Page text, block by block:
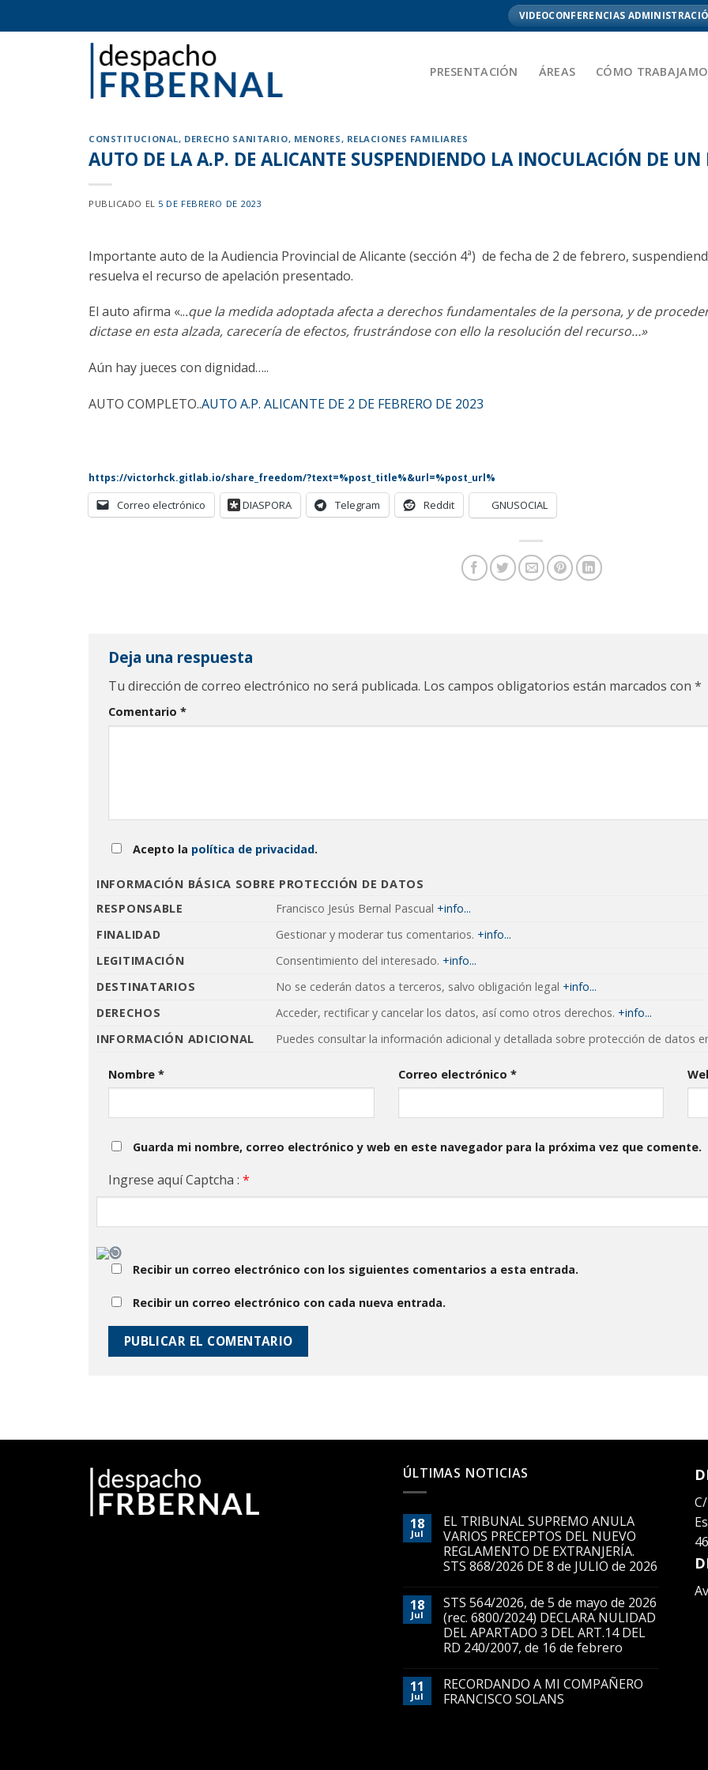
to
VIDEOCONFERENCIAS
PRESENTACIÓN ÁREAS CÓMO
CONSTITUCIONAL, DERECHO SANITARIO, MENORES, RELACIONES FAMILIARES
AUTO DE LA A.P. DE ALICANTE SUSPENDIENDO LA INOCULACIÓN DE UN
PUBLICADO EL 5 DE FEBRERO DE 2023
Importante auto de la Audiencia Provincial de Alicante (sección 4ª) de fecha de 2 de febrero,
resuelva el recurso de apelación presentado.
El auto afirma «...que la medida adoptada afecta a derechos fundamentales de la persona, y de
dictase en esta alzada, carecería de efectos, frustrándose con ello la resolución del recurso…»
Aún hay jueces con dignidad…..
AUTO COMPLETO..AUTO A.P. ALICANTE DE 2 DE FEBRERO DE 2023
https://victorhck.gitlab.io/share_freedom/?text=%post_title%&url=%post_url%
Correo electrónico DIASPORA Telegram Reddit GNUSOCIAL
Deja una respuesta
Tu dirección de correo electrónico no será publicada. Los campos obligatorios están marcados con *
Comentario *
Acepto la política de privacidad.
INFORMACIÓN BÁSICA SOBRE PROTECCIÓN DE DATOS
RESPONSABLE
Francisco Jesús Bernal Pascual +info...
FINALIDAD
Gestionar y moderar tus comentarios. +info...
LEGITIMACIÓN
Consentimiento del interesado. +info...
DESTINATARIOS
No se cederán datos a terceros, salvo obligación legal +info...
DERECHOS
Acceder, rectificar y cancelar los datos, así como otros derechos. +info...
INFORMACIÓN ADICIONAL
Puedes consultar la información adicional y detallada sobre protección de datos
Nombre * Correo electrónico *
Guarda mi nombre, correo electrónico y web en este navegador para la próxima vez que comente.
Ingrese aquí Captcha : *
Recibir un correo electrónico con los siguientes comentarios a esta entrada.
Recibir un correo electrónico con cada nueva entrada.
ÚLTIMAS NOTICIAS
18
Jul
EL TRIBUNAL SUPREMO ANULA
VARIOS PRECEPTOS DEL NUEVO
REGLAMENTO DE EXTRANJERÍA.
STS 868/2026 DE 8 de JULIO de 2026
18
Jul
STS 564/2026, de 5 de mayo de 2026
(rec. 6800/2024) DECLARA NULIDAD
DEL APARTADO 3 DEL ART.14 DEL
RD 240/2007, de 16 de febrero
11
Jul
RECORDANDO A MI COMPAÑERO
FRANCISCO SOLANS